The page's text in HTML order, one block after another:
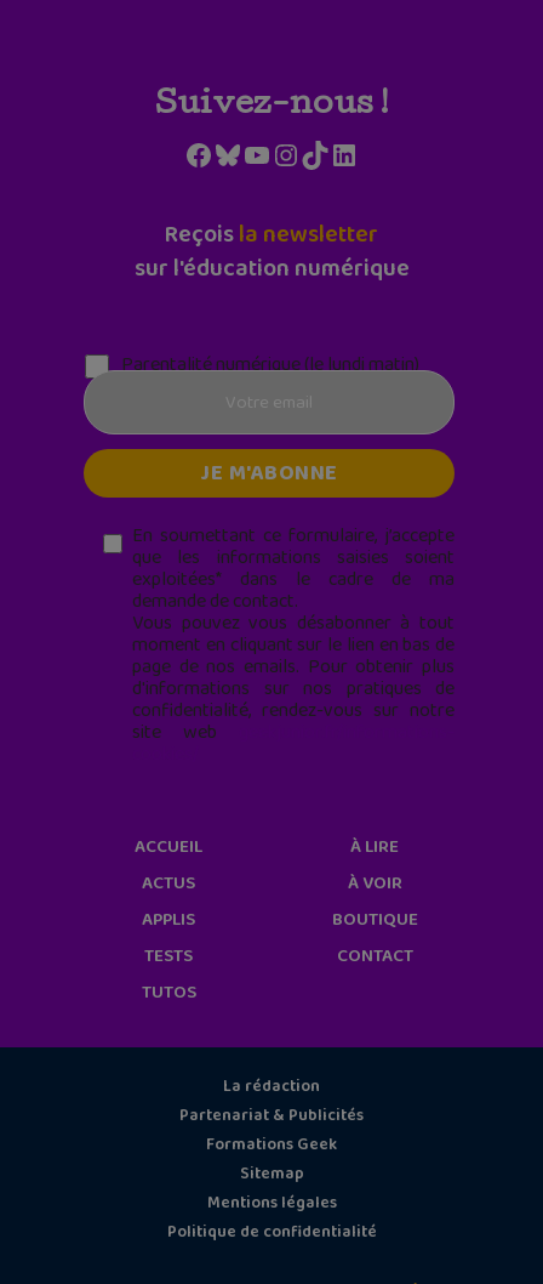
Suivez-nous !
Facebook
Bluesky
YouTube
Instagram
TikTokLinkedIn
Reçoisla newsletter
sur l'éducation numérique
Parentalité numérique (le lundi matin)
En soumettant ce formulaire, j’accepte
que les informations saisies soient
exploitées* dans le cadre de ma
demande de contact.
Vous pouvez vous désabonner à tout
moment en cliquant sur le lien en bas de
page de nos emails. Pour obtenir plus
d'informations sur nos pratiques de
confidentialité, rendez-vous sur notre
site web
ACCUEIL
ACTUS
APPLIS
TESTS
TUTOS
À LIRE
À VOIR
BOUTIQUE
CONTACT
La rédaction
Partenariat & Publicités
Formations Geek
Sitemap
Mentions légales
Politique de confidentialité